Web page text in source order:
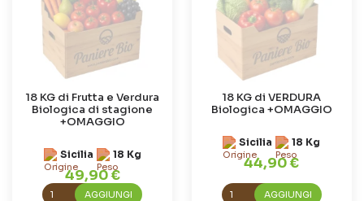
18 KG di Frutta e Verdura
Biologica di stagione
+OMAGGIO
Sicilia 18 Kg
49,90 €
AGGIUNGI
18 KG di VERDURA
Biologica +OMAGGIO
Sicilia 18 Kg
44,90 €
AGGIUNGI